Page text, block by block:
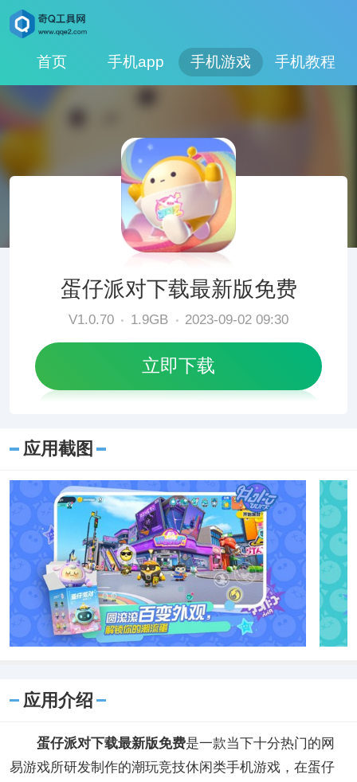
首页 手机app 手机游戏 手机教程
蛋仔派对下载最新版免费
V1.0.70 1.9GB 2023-09-02 09:30
立即下载
应用截图
应用介绍
蛋仔派对下载最新版免费是一款当下十分热门的网
易游戏所研发制作的潮玩竞技休闲类手机游戏，在蛋仔